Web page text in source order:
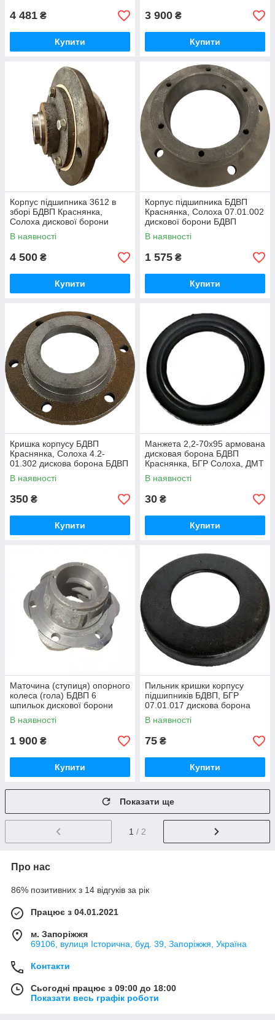
4 481 ₴
Купити
3 900 ₴
Купити
Корпус підшипника 3612 в
зборі БДВП Краснянка,
Солоха дискової борони
БДВП Краснянка, БГР
Солоха
В наявності
4 500 ₴
Купити
Корпус підшипника БДВП
Краснянка, Солоха 07.01.002
дискової борони БДВП
Краснянка, БГР Солоха
В наявності
1 575 ₴
Купити
Кришка корпусу БДВП
Краснянка, Cолоха 4.2-
01.302 дискова борона БДВП
Краснянка, БГР Солоха
В наявності
350 ₴
Купити
Манжета 2,2-70х95 армована
дисковая борона БДВП
Краснянка, БГР Солоха, ДМТ
В наявності
30 ₴
Купити
Маточина (ступиця) опорного
колеса (гола) БДВП 6
шпильок дискової борони
Краснянка
В наявності
1 900 ₴
Купити
Пильник кришки корпусу
підшипників БДВП, БГР
07.01.017 дискова борона
БДВП Краснянка, БГР
Солоха
В наявності
75 ₴
Купити
Показати ще
1 / 2
Про нас
86% позитивних з 14 відгуків за рік
Працює з 04.01.2021
м. Запоріжжя
69106, вулиця Історична, буд. 39, Запоріжжя, Україна
Контакти
Сьогодні працює з 09:00 до 18:00
Показати весь графік роботи